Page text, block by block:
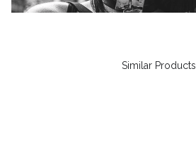
Similar Products